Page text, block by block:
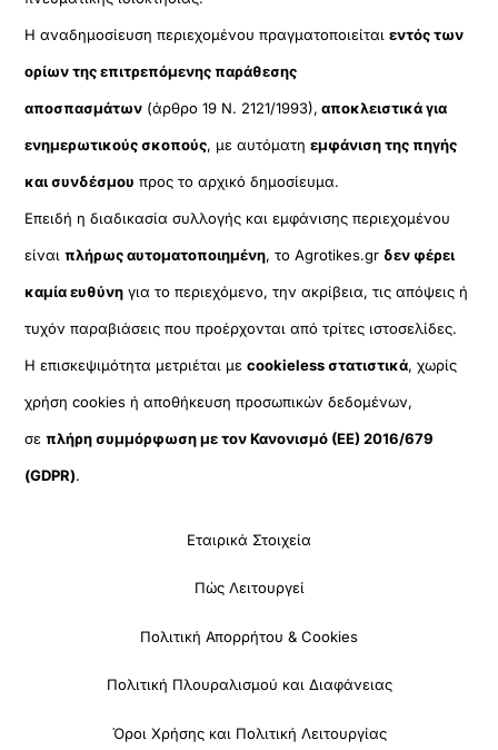
Η αναδημοσίευση περιεχομένου πραγματοποιείταιεντός των
ορίων της επιτρεπόμενης παράθεσης
αποσπασμάτων (άρθρο 19 Ν. 2121/1993), αποκλειστικά για
ενημερωτικούς σκοπούς, με αυτόματηεμφάνιση της πηγής
και συνδέσμου προς το αρχικό δημοσίευμα.
Επειδή η διαδικασία συλλογής και εμφάνισης περιεχομένου
είναιπλήρως αυτοματοποιημένη, το Agrotikes.gr δεν φέρει
καμία ευθύνη για το περιεχόμενο, την ακρίβεια, τις απόψεις ή
τυχόν παραβιάσεις που προέρχονται από τρίτες ιστοσελίδες.
Η επισκεψιμότητα μετριέται μεcookieless στατιστικά, χωρίς
χρήση cookies ή αποθήκευση προσωπικών δεδομένων,
σεπλήρη συμμόρφωση με τον Κανονισμό (ΕΕ) 2016/679
(GDPR).
Εταιρικά Στοιχεία
Πώς Λειτουργεί
Πολιτική Απορρήτου & Cookies
Πολιτική Πλουραλισμού και Διαφάνειας
Όροι Χρήσης και Πολιτική Λειτουργίας